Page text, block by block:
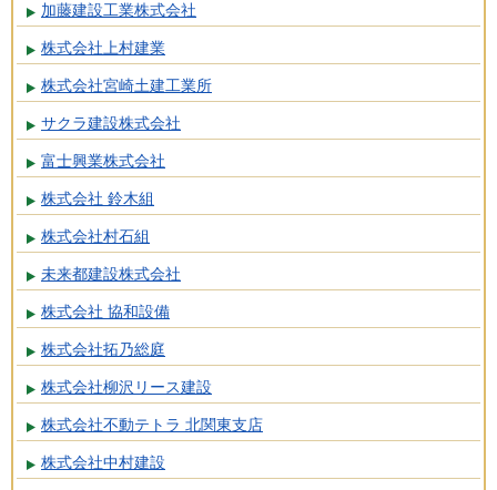
加藤建設工業株式会社
株式会社上村建業
株式会社宮崎土建工業所
サクラ建設株式会社
富士興業株式会社
株式会社 鈴木組
株式会社村石組
未来都建設株式会社
株式会社 協和設備
株式会社拓乃総庭
株式会社柳沢リース建設
株式会社不動テトラ 北関東支店
株式会社中村建設